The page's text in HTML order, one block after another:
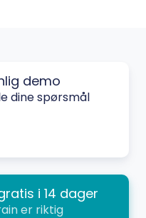
demo
dine spørsmål
i 14 dager
er riktig